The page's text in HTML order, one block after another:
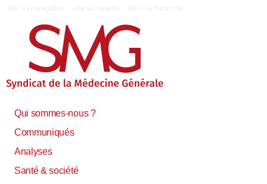
Qui sommes-nous ?
Communiqués
Analyses
Santé & société